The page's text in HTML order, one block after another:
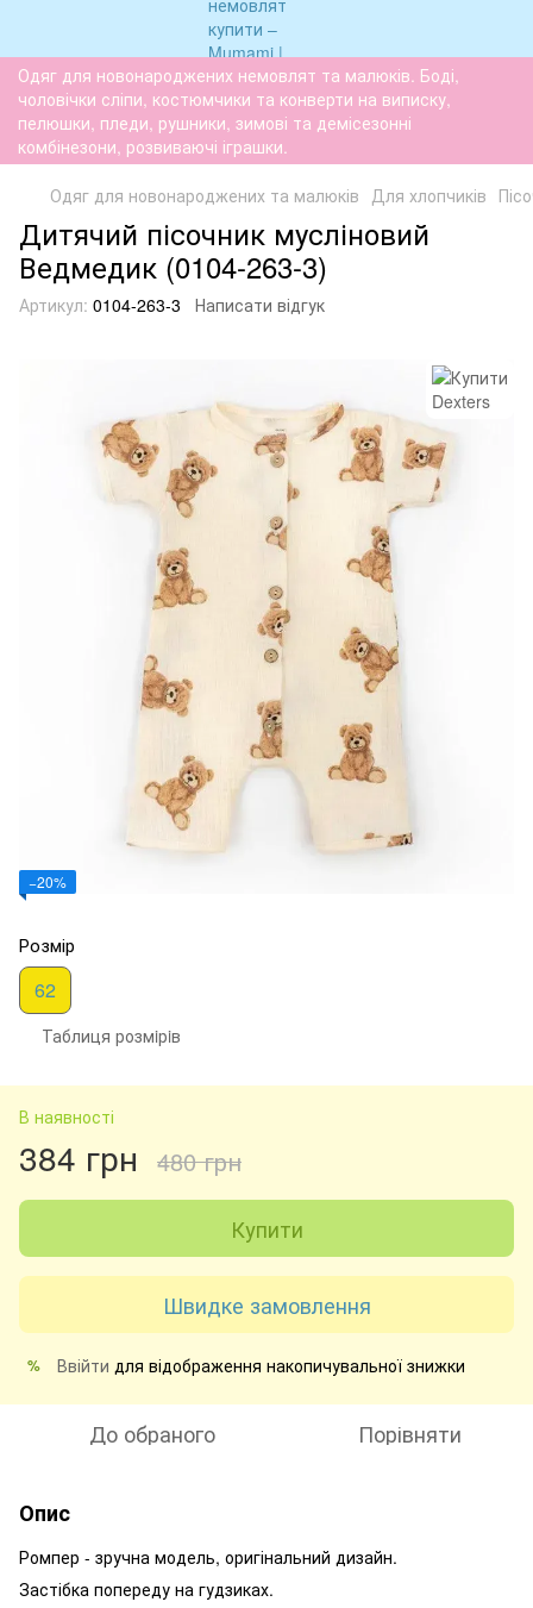
Одяг для новонароджених немовлят та малюків. Боді,
чоловічки сліпи, костюмчики та конверти на виписку,
пелюшки, пледи, рушники, зимові та демісезонні
комбінезони, розвиваючі іграшки.
Одяг для новонароджених та малюків Для хлопчиків
Дитячий пісочник мусліновий
Ведмедик (0104-263-3)
Артикул: 0104-263-3 Написати відгук
−20%
Розмір
62
Таблиця розмiрiв
В наявності
384 грн 480 грн
Купити
Швидке замовлення
% Ввійти для відображення накопичувальної знижки
До обраного Порівняти
Опис
Ромпер - зручна модель, оригінальний дизайн.
Застібка попереду на гудзиках.